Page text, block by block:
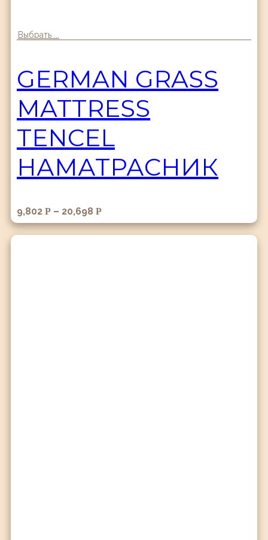
Выбрать ...
GERMAN GRASS
MATTRESS
TENCEL
НАМАТРАСНИК
9,802 Р – 20,698 Р